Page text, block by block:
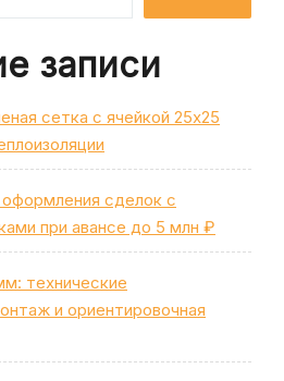
записи
сетка с ячейкой 25х25
сделок с
при авансе до 5 млн ₽
технические
и ориентировочная